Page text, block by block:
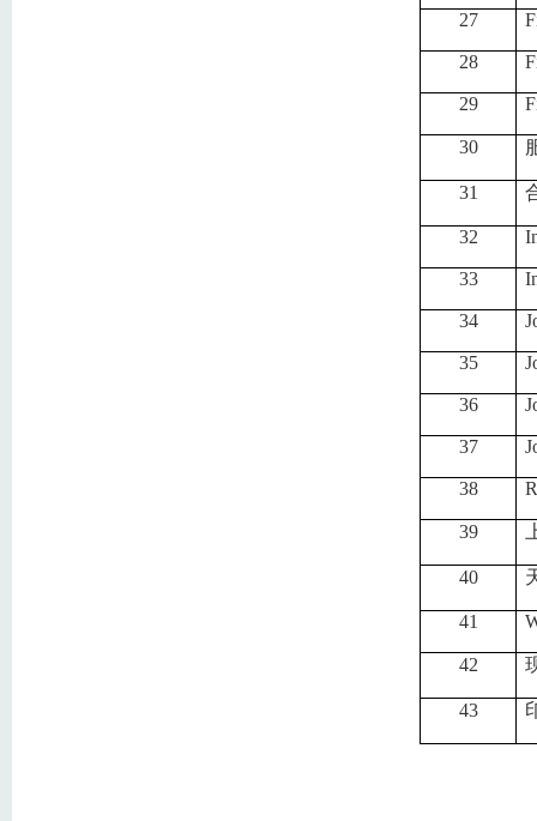
27
28
29
30
31
32
33
34
35
36
37
38
39
40
41
42
43